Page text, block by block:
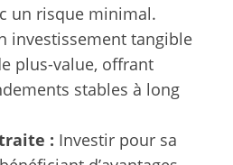
un risque minimal.
investissement tangible
plus-value, offrant
stables à long
: Investir pour sa